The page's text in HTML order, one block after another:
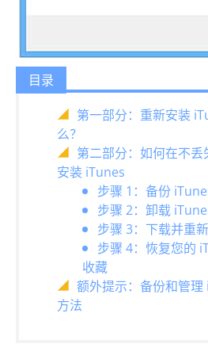
目录
第一部分：重新安装
么？
第二部分：如何在不
安装 iTunes
步骤 1：备份
步骤 2：卸载
步骤 3：下载并重
步骤 4：恢复您的
收藏
额外提示：备份和管
方法